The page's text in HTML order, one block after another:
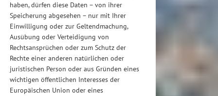
haben, dürfen diese Daten – von ihrer
Speicherung abgesehen – nur mit Ihrer
Einwilligung oder zur Geltendmachung,
Ausübung oder Verteidigung von
Rechtsansprüchen oder zum Schutz der
Rechte einer anderen natürlichen oder
juristischen Person oder aus Gründen eines
wichtigen öffentlichen Interesses der
Europäischen Union oder eines